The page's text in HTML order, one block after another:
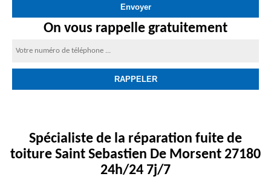
On vous rappelle gratuitement
Spécialiste de la réparation fuite de
toiture Saint Sebastien De Morsent 27180
24h/24 7j/7